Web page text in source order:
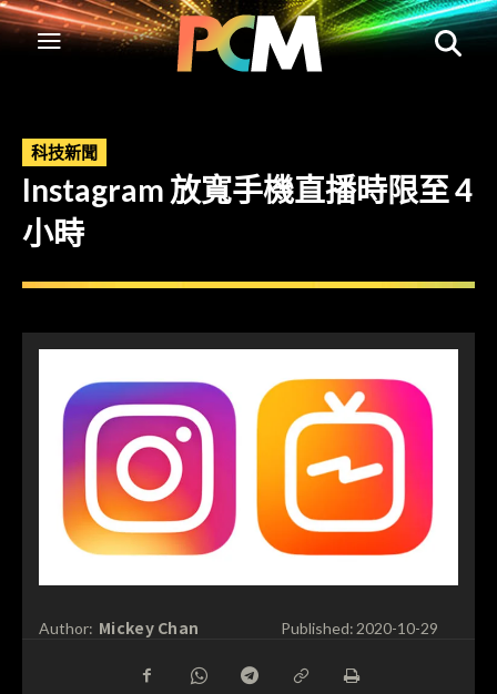
科技新聞
Instagram 放寬手機直播時限至 4
小時
Author: Mickey Chan Published: 2020-10-29